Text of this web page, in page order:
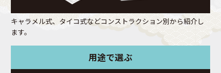
キャラメル式、タイコ式などコンストラクション別から紹介し
ます。
用途で選ぶ